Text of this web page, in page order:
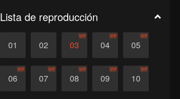
Lista de reproducción
01 02 03
VIP
04
VIP
05
VIP
06
VIP
07
VIP
08
VIP
09
VIP
10
VIP